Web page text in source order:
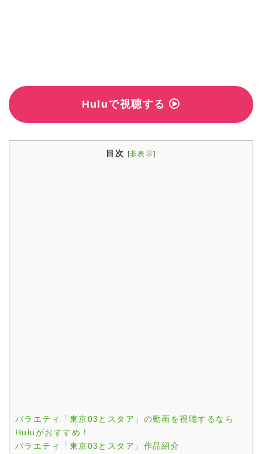
Huluで視聴する
目次 [非表示]
バラエティ「東京03とスタア」の動画を視聴するなら
Huluがおすすめ！
バラエティ「東京03とスタア」作品紹介